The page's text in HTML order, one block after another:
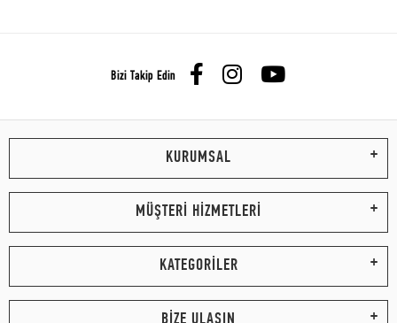
Bizi Takip Edin
KURUMSAL
MÜŞTERİ HİZMETLERİ
KATEGORİLER
BİZE ULAŞIN